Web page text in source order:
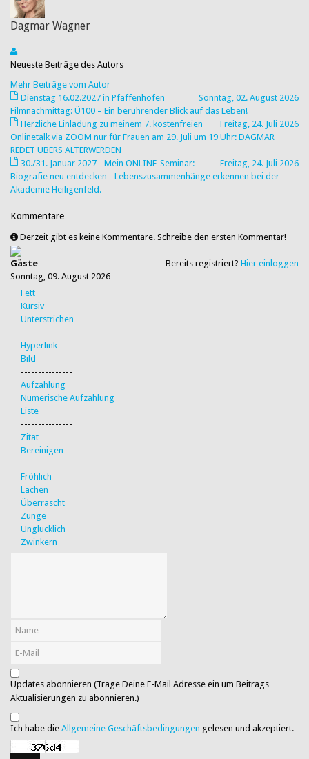
Dagmar Wagner
Neueste Beiträge des Autors
Mehr Beiträge vom Autor
Sonntag, 02. August 2026
Dienstag 16.02.2027 in Pfaffenhofen
Filmnachmittag: Ü100 – Ein berührender Blick auf das Leben!
Freitag, 24. Juli 2026
Herzliche Einladung zu meinem 7. kostenfreien
Onlinetalk via ZOOM nur für Frauen am 29. Juli um 19 Uhr: DAGMAR
REDET ÜBERS ÄLTERWERDEN
Freitag, 24. Juli 2026
30./31. Januar 2027 - Mein ONLINE-Seminar:
Biografie neu entdecken - Lebenszusammenhänge erkennen bei der
Akademie Heiligenfeld.
Kommentare
Derzeit gibt es keine Kommentare. Schreibe den ersten Kommentar!
Bereits registriert? Hier einloggen
Gäste
Sonntag, 09. August 2026
Fett
Kursiv
Unterstrichen
---------------
Hyperlink
Bild
---------------
Aufzählung
Numerische Aufzählung
Liste
---------------
Zitat
Bereinigen
---------------
Fröhlich
Lachen
Überrascht
Zunge
Unglücklich
Zwinkern
Updates abonnieren (Trage Deine E-Mail Adresse ein um Beitrags
Aktualisierungen zu abonnieren.)
Ich habe die Allgemeine Geschäftsbedingungen gelesen und akzeptiert.